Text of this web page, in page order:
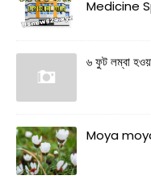
Medicine
৬ ফুট লম্বা
Moya